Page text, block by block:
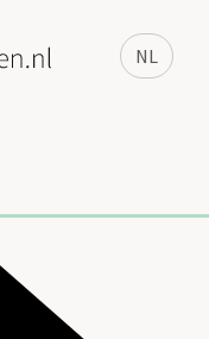
NL